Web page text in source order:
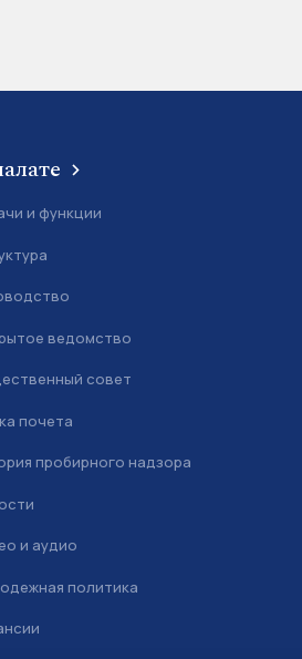
и функции
ведомство
совет
почета
пробирного надзора
и аудио
политика